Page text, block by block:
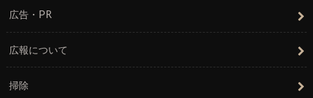
広告・PR
広報について
掃除